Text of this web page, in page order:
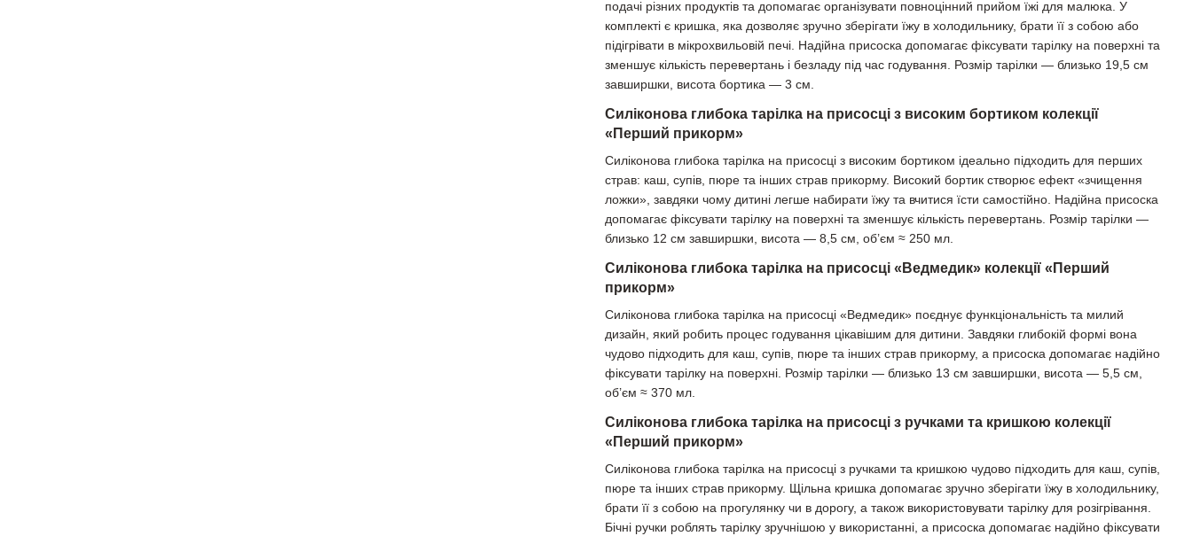
подачі різних продуктів та допомагає організувати повноцінний прийом їжі для малюка. У
комплекті є кришка, яка дозволяє зручно зберігати їжу в холодильнику, брати її з собою або
підігрівати в мікрохвильовій печі. Надійна присоска допомагає фіксувати тарілку на поверхні та
зменшує кількість перевертань і безладу під час годування. Розмір тарілки — близько 19,5 см
завширшки, висота бортика — 3 см.
Силіконова глибока тарілка на присосці з високим бортиком колекції
«Перший прикорм»
Силіконова глибока тарілка на присосці з високим бортиком ідеально підходить для перших
страв: каш, супів, пюре та інших страв прикорму. Високий бортик створює ефект «зчищення
ложки», завдяки чому дитині легше набирати їжу та вчитися їсти самостійно. Надійна присоска
допомагає фіксувати тарілку на поверхні та зменшує кількість перевертань. Розмір тарілки —
близько 12 см завширшки, висота — 8,5 см, об’єм ≈ 250 мл.
Силіконова глибока тарілка на присосці «Ведмедик» колекції «Перший
прикорм»
Силіконова глибока тарілка на присосці «Ведмедик» поєднує функціональність та милий
дизайн, який робить процес годування цікавішим для дитини. Завдяки глибокій формі вона
чудово підходить для каш, супів, пюре та інших страв прикорму, а присоска допомагає надійно
фіксувати тарілку на поверхні. Розмір тарілки — близько 13 см завширшки, висота — 5,5 см,
об’єм ≈ 370 мл.
Силіконова глибока тарілка на присосці з ручками та кришкою колекції
«Перший прикорм»
Силіконова глибока тарілка на присосці з ручками та кришкою чудово підходить для каш, супів,
пюре та інших страв прикорму. Щільна кришка допомагає зручно зберігати їжу в холодильнику,
брати її з собою на прогулянку чи в дорогу, а також використовувати тарілку для розігрівання.
Бічні ручки роблять тарілку зручнішою у використанні, а присоска допомагає надійно фіксувати